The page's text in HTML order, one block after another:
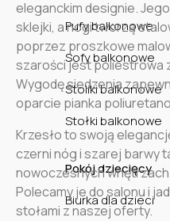
Pufy balkonowe
Sofy balkonowe
Stoliki balkonowe
Stołki balkonowe
Pokój dziecięcy
Biurka dla dzieci
eleganckim designie.
sklejki, a nogi tworzą
poprzez proszkowe
szarości jest poliestrowa
Wygodę siedzenia
oparcie pianka
Krzesło to swoją
czerni nóg i szarej barwy
nowoczesnych
Polecamy je do salonu i
stołami z naszej oferty.